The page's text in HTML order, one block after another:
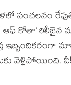
కోతా’ రిలీజైన